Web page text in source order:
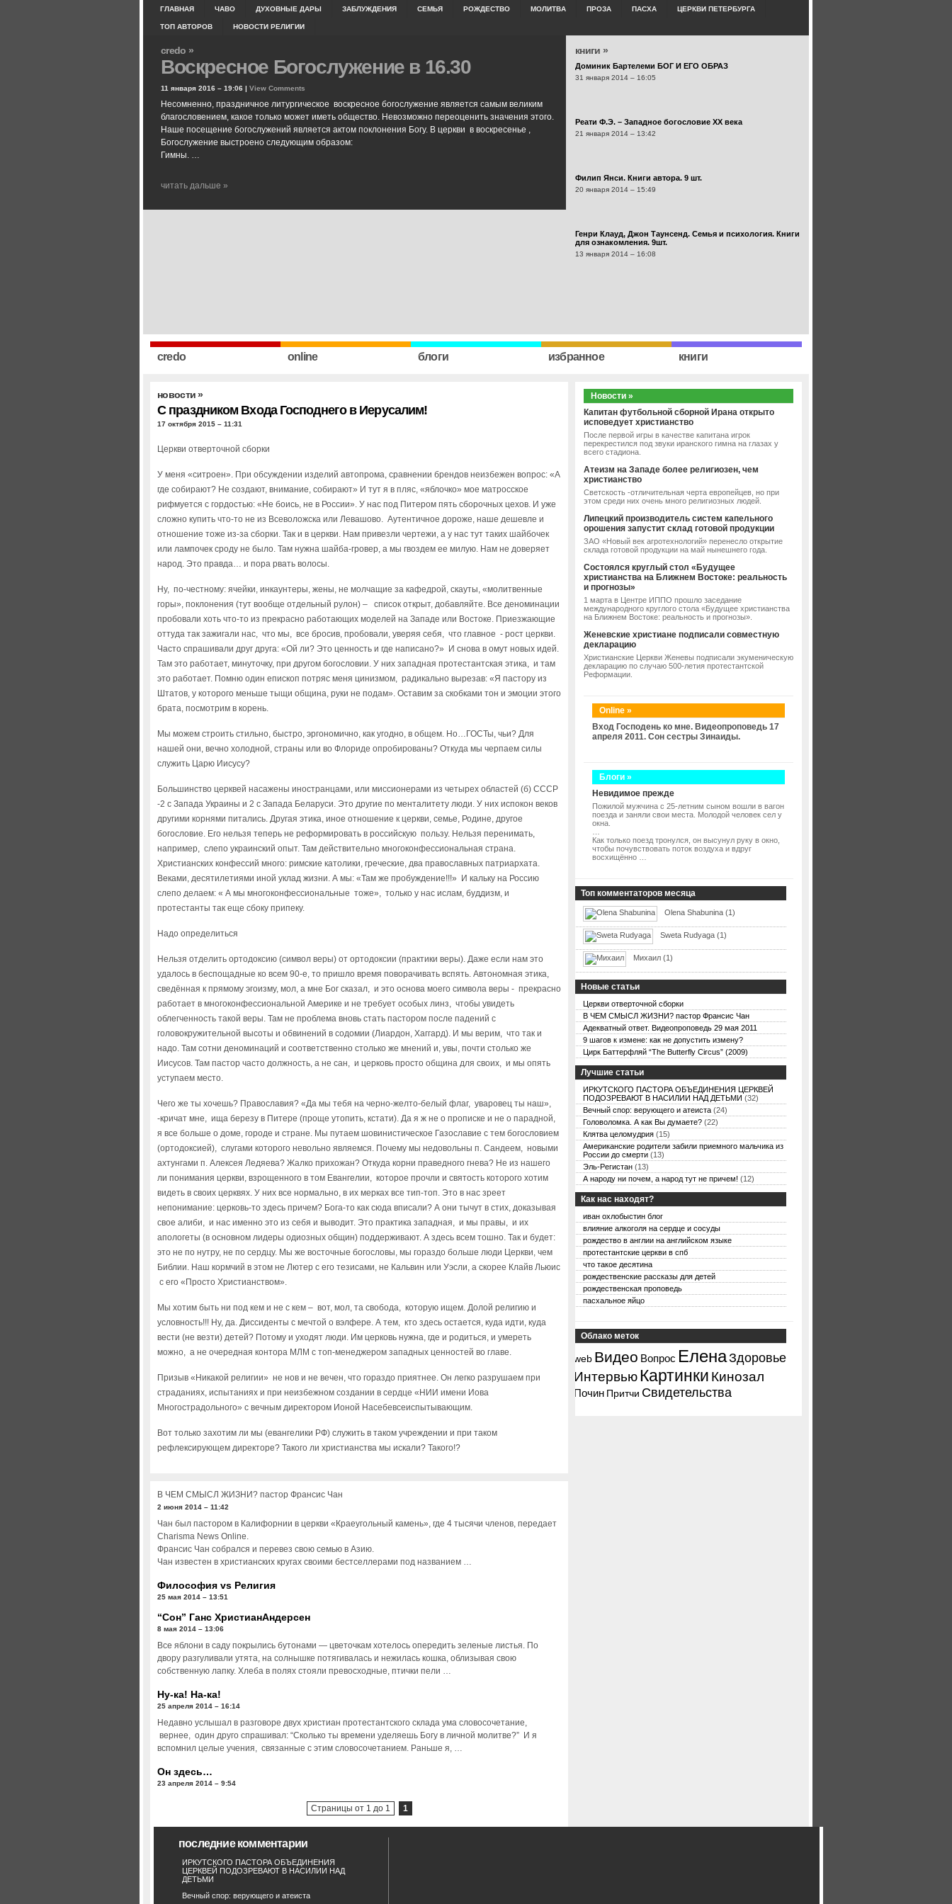
ГЛАВНАЯ ЧАВО ДУХОВНЫЕ ДАРЫ ЗАБЛУЖДЕНИЯ СЕМЬЯ РОЖДЕСТВО МОЛИТВА ПРОЗА ПАСХА ЦЕРКВИ ПЕТЕРБУРГА
ТОП АВТОРОВ НОВОСТИ РЕЛИГИИ
credo »
Воскресное Богослужение в 16.30
11 января 2016 – 19:06 | View Comments
Несомненно, праздничное литургическое воскресное богослужение является самым великим
благословением, какое только может иметь общество. Невозможно переоценить значения этого.
Наше посещение богослужений является актом поклонения Богу. В церкви в воскресенье ,
Богослужение выстроено следующим образом:
Гимны. …
читать дальше »
книги »
Доминик Бартелеми БОГ И ЕГО ОБРАЗ
31 января 2014 – 16:05
Реати Ф.Э. – Западное богословие XX века
21 января 2014 – 13:42
Филип Янси. Книги автора. 9 шт.
20 января 2014 – 15:49
Генри Клауд, Джон Таунсенд. Семья и психология. Книги
для ознакомления. 9шт.
13 января 2014 – 16:08
credo online блоги избранное книги
новости»
С праздником Входа Господнего в Иерусалим!
17 октября 2015 – 11:31
Церкви отверточной сборки
У меня «ситроен». При обсуждении изделий автопрома, сравнении брендов неизбежен вопрос: «А
где собирают? Не создают, внимание, собирают» И тут я в пляс, «яблочко» мое матросское
рифмуется с гордостью: «Не боись, не в России». У нас под Питером пять сборочных цехов. И уже
сложно купить что-то не из Всеволожска или Левашово. Аутентичное дороже, наше дешевле и
отношение тоже из-за сборки. Так и в церкви. Нам привезли чертежи, а у нас тут таких шайбочек
или лампочек сроду не было. Там нужна шайба-гровер, а мы гвоздем ее милую. Нам не доверяет
народ. Это правда… и пора рвать волосы.
Ну, по-честному: ячейки, инкаунтеры, жены, не молчащие за кафедрой, скауты, «молитвенные
горы», поклонения (тут вообще отдельный рулон) – список открыт, добавляйте. Все деноминации
пробовали хоть что-то из прекрасно работающих моделей на Западе или Востоке. Приезжающие
оттуда так зажигали нас, что мы, все бросив, пробовали, уверяя себя, что главное - рост церкви.
Часто спрашивали друг друга: «Ой ли? Это ценность и где написано?» И снова в омут новых идей.
Там это работает, минуточку, при другом богословии. У них западная протестантская этика, и там
это работает. Помню один епископ потряс меня цинизмом, радикально вырезав: «Я пастору из
Штатов, у которого меньше тыщи община, руки не подам». Оставим за скобками тон и эмоции этого
брата, посмотрим в корень.
Мы можем строить стильно, быстро, эргономично, как угодно, в общем. Но…ГОСТы, чьи? Для
нашей они, вечно холодной, страны или во Флориде опробированы? Откуда мы черпаем силы
служить Царю Иисусу?
Большинство церквей насажены иностранцами, или миссионерами из четырех областей (б) СССР
-2 с Запада Украины и 2 с Запада Беларуси. Это другие по менталитету люди. У них испокон веков
другими корнями питались. Другая этика, иное отношение к церкви, семье, Родине, другое
богословие. Его нельзя теперь не реформировать в российскую пользу. Нельзя перенимать,
например, слепо украинский опыт. Там действительно многоконфессиональная страна.
Христианских конфессий много: римские католики, греческие, два православных патриархата.
Веками, десятилетиями иной уклад жизни. А мы: «Там же пробуждение!!!» И кальку на Россию
слепо делаем: « А мы многоконфессиональные тоже», только у нас ислам, буддизм, и
протестанты так еще сбоку припеку.
Надо определиться
Нельзя отделить ортодоксию (символ веры) от ортодоксии (практики веры). Даже если нам это
удалось в беспощадные ко всем 90-е, то пришло время поворачивать вспять. Автономная этика,
сведённая к прямому эгоизму, мол, а мне Бог сказал, и это основа моего символа веры - прекрасно
работает в многоконфессиональной Америке и не требует особых линз, чтобы увидеть
облегченность такой веры. Там не проблема вновь стать пастором после падений с
головокружительной высоты и обвинений в содомии (Лиардон, Хаггард). И мы верим, что так и
надо. Там сотни деноминаций и соответственно столько же мнений и, увы, почти столько же
Иисусов. Там пастор часто должность, а не сан, и церковь просто община для своих, и мы опять
уступаем место.
Чего же ты хочешь? Православия? «Да мы тебя на черно-желто-белый флаг, уваровец ты наш»,
-кричат мне, ища березу в Питере (проще утопить, кстати). Да я ж не о прописке и не о парадной,
я все больше о доме, городе и стране. Мы путаем шовинистическое Газославие с тем богословием
(ортодоксией), слугами которого невольно являемся. Почему мы недовольны п. Сандеем, новыми
ахтунгами п. Алексея Ледяева? Жалко прихожан? Откуда корни праведного гнева? Не из нашего
ли понимания церкви, взрощенного в том Евангелии, которое прочли и святость которого хотим
видеть в своих церквях. У них все нормально, в их мерках все тип-топ. Это в нас зреет
непонимание: церковь-то здесь причем? Бога-то как сюда вписали? А они тычут в стих, доказывая
свое алиби, и нас именно это из себя и выводит. Это практика западная, и мы правы, и их
апологеты (в основном лидеры одиозных общин) поддерживают. А здесь всем тошно. Так и будет:
это не по нутру, не по сердцу. Мы же восточные богословы, мы гораздо больше люди Церкви, чем
Библии. Наш кормчий в этом не Лютер с его тезисами, не Кальвин или Уэсли, а скорее Клайв Льюис
с его «Просто Христианством».
Мы хотим быть ни под кем и не с кем – вот, мол, та свобода, которую ищем. Долой религию и
условность!!! Ну, да. Диссиденты с мечтой о вэлфере. А тем, кто здесь остается, куда идти, куда
вести (не везти) детей? Потому и уходят люди. Им церковь нужна, где и родиться, и умереть
можно, а не очередная контора МЛМ с топ-менеджером западных ценностей во главе.
Призыв «Никакой религии» не нов и не вечен, что гораздо приятнее. Он легко разрушаем при
страданиях, испытаниях и при неизбежном создании в сердце «НИИ имени Иова
Многострадольного» с вечным директором Ионой Насебевсеиспытывающим.
Вот только захотим ли мы (евангелики РФ) служить в таком учреждении и при таком
рефлексирующем директоре? Такого ли христианства мы искали? Такого!?
В ЧЕМ СМЫСЛ ЖИЗНИ? пастор Франсис Чан
2 июня 2014 – 11:42
Чан был пастором в Калифорнии в церкви «Краеугольный камень», где 4 тысячи членов, передает
Charisma News Online.
Франсис Чан собрался и перевез свою семью в Азию.
Чан известен в христианских кругах своими бестселлерами под названием …
Философия vs Религия
25 мая 2014 – 13:51
“Сон” Ганс ХристианАндерсен
8 мая 2014 – 13:06
Все яблони в саду покрылись бутонами — цветочкам хотелось опередить зеленые листья. По
двору разгуливали утята, на солнышке потягивалась и нежилась кошка, облизывая свою
собственную лапку. Хлеба в полях стояли превосходные, птички пели …
Ну-ка! На-ка!
25 апреля 2014 – 16:14
Недавно услышал в разговоре двух христиан протестантского склада ума словосочетание,
вернее, один друго спрашивал: “Сколько ты времени уделяешь Богу в личной молитве?” И я
вспомнил целые учения, связанные с этим словосочетанием. Раньше я, …
Он здесь…
23 апреля 2014 – 9:54
Страницы от 1 до 1 1
Новости »
Капитан футбольной сборной Ирана открыто
исповедует христианство
После первой игры в качестве капитана игрок
перекрестился под звуки иранского гимна на глазах у
всего стадиона.
Атеизм на Западе более религиозен, чем
христианство
Светскость -отличительная черта европейцев, но при
этом среди них очень много религиозных людей.
Липецкий производитель систем капельного
орошения запустит склад готовой продукции
ЗАО «Новый век агротехнологий» перенесло открытие
склада готовой продукции на май нынешнего года.
Состоялся круглый стол «Будущее
христианства на Ближнем Востоке: реальность
и прогнозы»
1 марта в Центре ИППО прошло заседание
международного круглого стола «Будущее христианства
на Ближнем Востоке: реальность и прогнозы».
Женевские христиане подписали совместную
декларацию
Христианские Церкви Женевы подписали экуменическую
декларацию по случаю 500-летия протестантской
Реформации.
Online »
Вход Господень ко мне. Видеопроповедь 17
апреля 2011. Сон сестры Зинаиды.
Блоги »
Невидимое прежде
Пожилой мужчина с 25-летним сыном вошли в вагон
поезда и заняли свои места. Молодой человек сел у
окна.
Как только поезд тронулся, он высунул руку в окно,
чтобы почувствовать поток воздуха и вдруг
восхищённо …
Топ комментаторов месяца
Olena Shabunina (1)
Sweta Rudyaga (1)
Михаил (1)
Новые статьи
Церкви отверточной сборки
В ЧЕМ СМЫСЛ ЖИЗНИ? пастор Франсис Чан
Адекватный ответ. Видеопроповедь 29 мая 2011
9 шагов к измене: как не допустить измену?
Цирк Баттерфляй “The Butterfly Circus” (2009)
Лучшие статьи
ИРКУТСКОГО ПАСТОРА ОБЪЕДИНЕНИЯ ЦЕРКВЕЙ
ПОДОЗРЕВАЮТ В НАСИЛИИ НАД ДЕТЬМИ (32)
Вечный спор: верующего и атеиста (24)
Головоломка. А как Вы думаете? (22)
Клятва целомудрия (15)
Американские родители забили приемного мальчика из
России до смерти (13)
Эль-Регистан (13)
А народу ни почем, а народ тут не причем! (12)
Как нас находят?
иван охлобыстин блог
влияние алкоголя на сердце и сосуды
рождество в англии на английском языке
протестантские церкви в спб
что такое десятина
рождественские рассказы для детей
рождественская проповедь
пасхальное яйцо
Облако меток
web Видео Вопрос ЕленаЗдоровье
ИнтервьюКартинки Кинозал
Почин Притчи Свидетельства
последние комментарии
ИРКУТСКОГО ПАСТОРА ОБЪЕДИНЕНИЯ
ЦЕРКВЕЙ ПОДОЗРЕВАЮТ В НАСИЛИИ НАД
ДЕТЬМИ
Вечный спор: верующего и атеиста